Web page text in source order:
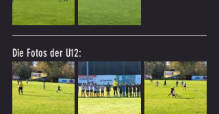
Die Fotos der U12: